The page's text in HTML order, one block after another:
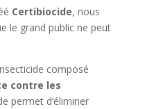
Certibiocide, nous
le grand public ne peut
composé
contre les
permet d’éliminer